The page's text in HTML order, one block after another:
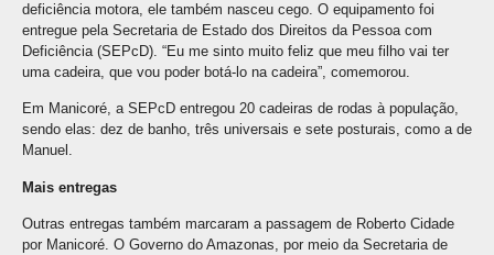
deficiência motora, ele também nasceu cego. O equipamento foi
entregue pela Secretaria de Estado dos Direitos da Pessoa com
Deficiência (SEPcD). “Eu me sinto muito feliz que meu filho vai ter
uma cadeira, que vou poder botá-lo na cadeira”, comemorou.
Em Manicoré, a SEPcD entregou 20 cadeiras de rodas à população,
sendo elas: dez de banho, três universais e sete posturais, como a de
Manuel.
Mais entregas
Outras entregas também marcaram a passagem de Roberto Cidade
por Manicoré. O Governo do Amazonas, por meio da Secretaria de